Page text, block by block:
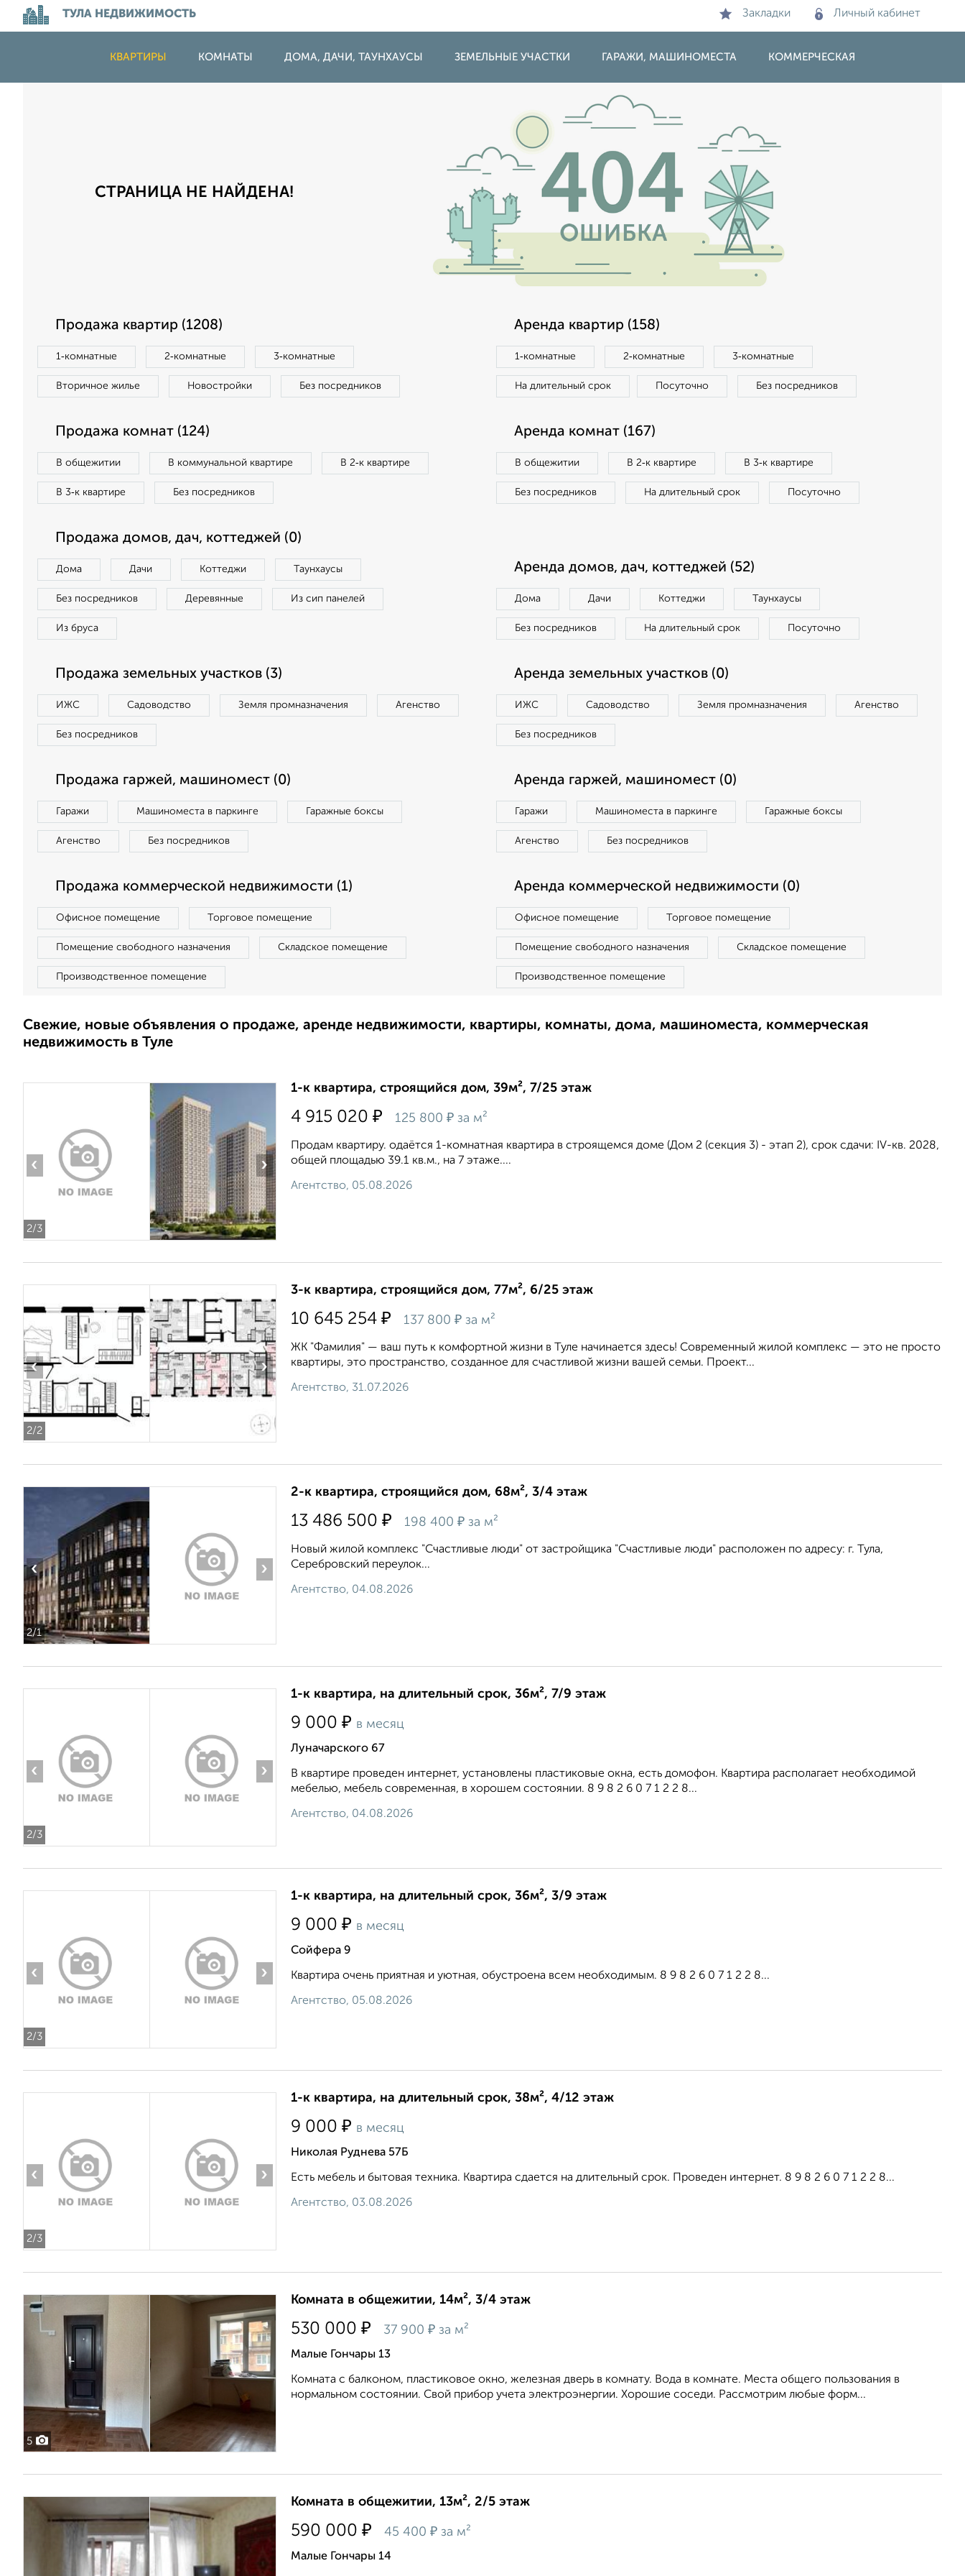
ТУЛА НЕДВИЖИМОСТЬ Закладки Личный кабинет
КВАРТИРЫ КОМНАТЫ ДОМА, ДАЧИ, ТАУНХАУСЫ ЗЕМЕЛЬНЫЕ УЧАСТКИ ГАРАЖИ, МАШИНОМЕСТА КОММЕРЧЕСКАЯ
СТРАНИЦА НЕ НАЙДЕНА!
Продажа квартир (1208)
1‑комнатные 2‑комнатные 3‑комнатные
Вторичное жилье Новостройки Без посредников
Аренда квартир (158)
1‑комнатные 2‑комнатные 3‑комнатные
На длительный срок Посуточно Без посредников
Продажа комнат (124)
В общежитии В коммунальной квартире В 2‑к квартире
В 3‑к квартире Без посредников
Аренда комнат (167)
В общежитии В 2‑к квартире В 3‑к квартире
Без посредников На длительный срок Посуточно
Продажа домов, дач, коттеджей (0)
Дома Дачи Коттеджи Таунхаусы
Без посредников Деревянные Из сип панелей
Из бруса
Аренда домов, дач, коттеджей (52)
Дома Дачи Коттеджи Таунхаусы
Без посредников На длительный срок Посуточно
Продажа земельных участков (3)
ИЖС Садоводство Земля промназначения Агенство
Без посредников
Аренда земельных участков (0)
ИЖС Садоводство Земля промназначения Агенство
Без посредников
Продажа гаржей, машиномест (0)
Гаражи Машиноместа в паркинге Гаражные боксы
Агенство Без посредников
Аренда гаржей, машиномест (0)
Гаражи Машиноместа в паркинге Гаражные боксы
Агенство Без посредников
Продажа коммерческой недвижимости (1)
Офисное помещение Торговое помещение
Помещение свободного назначения Складское помещение
Производственное помещение
Аренда коммерческой недвижимости (0)
Офисное помещение Торговое помещение
Помещение свободного назначения Складское помещение
Производственное помещение
Свежие, новые объявления о продаже, аренде недвижимости, квартиры, комнаты, дома, машиноместа, коммерческая
недвижимость в Туле
2/3
‹ ›
1-к квартира, строящийся дом, 39м², 7/25 этаж
4 915 020 ₽ 125 800 ₽ за м²
Продам квартиру. одаётся 1-комнатная квартира в строящемся доме (Дом 2 (секция 3) - этап 2), срок сдачи: IV-кв. 2028,
общей площадью 39.1 кв.м., на 7 этаже....
Агентство, 05.08.2026
2/2
‹ ›
3-к квартира, строящийся дом, 77м², 6/25 этаж
10 645 254 ₽ 137 800 ₽ за м²
ЖК "Фамилия" — ваш путь к комфортной жизни в Туле начинается здесь! Современный жилой комплекс — это не просто
квартиры, это пространство, созданное для счастливой жизни вашей семьи. Проект...
Агентство, 31.07.2026
2/1
‹ ›
2-к квартира, строящийся дом, 68м², 3/4 этаж
13 486 500 ₽ 198 400 ₽ за м²
Новый жилой комплекс "Счастливые люди" от застройщика "Счастливые люди" расположен по адресу: г. Тула,
Серебровский переулок...
Агентство, 04.08.2026
2/3
‹ ›
1-к квартира, на длительный срок, 36м², 7/9 этаж
9 000 ₽ в месяц
Луначарского 67
В квартире проведен интернет, установлены пластиковые окна, есть домофон. Квартира располагает необходимой
мебелью, мебель современная, в хорошем состоянии. 8 9 8 2 6 0 7 1 2 2 8...
Агентство, 04.08.2026
2/3
‹ ›
1-к квартира, на длительный срок, 36м², 3/9 этаж
9 000 ₽ в месяц
Сойфера 9
Квартира очень приятная и уютная, обустроена всем необходимым. 8 9 8 2 6 0 7 1 2 2 8...
Агентство, 05.08.2026
2/3
‹ ›
1-к квартира, на длительный срок, 38м², 4/12 этаж
9 000 ₽ в месяц
Николая Руднева 57Б
Есть мебель и бытовая техника. Квартира сдается на длительный срок. Проведен интернет. 8 9 8 2 6 0 7 1 2 2 8...
Агентство, 03.08.2026
5
Комната в общежитии, 14м², 3/4 этаж
530 000 ₽ 37 900 ₽ за м²
Малые Гончары 13
Комната с балконом, пластиковое окно, железная дверь в комнату. Вода в комнате. Места общего пользования в
нормальном состоянии. Свой прибор учета электроэнергии. Хорошие соседи. Рассмотрим любые форм...
Комната в общежитии, 13м², 2/5 этаж
590 000 ₽ 45 400 ₽ за м²
Малые Гончары 14